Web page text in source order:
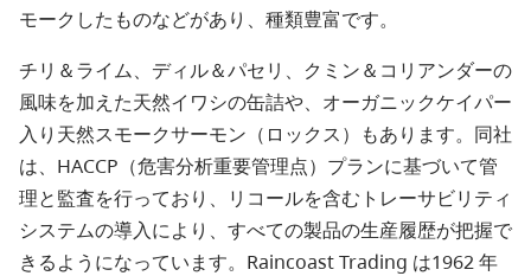
モークしたものなどがあり、種類豊富です。
チリ＆ライム、ディル＆パセリ、クミン＆コリアンダーの
風味を加えた天然イワシの缶詰や、オーガニックケイパー
入り天然スモークサーモン（ロックス）もあります。同社
は、HACCP（危害分析重要管理点）プランに基づいて管
理と監査を行っており、リコールを含むトレーサビリティ
システムの導入により、すべての製品の生産履歴が把握で
きるようになっています。Raincoast Trading は1962 年